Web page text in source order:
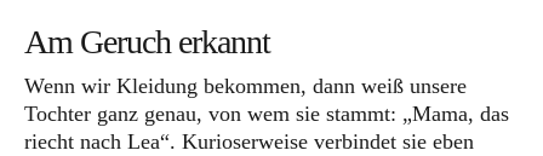
Am Geruch erkannt
Wenn wir Kleidung bekommen, dann weiß unsere
Tochter ganz genau, von wem sie stammt: „Mama, das
riecht nach Lea“. Kurioserweise verbindet sie eben